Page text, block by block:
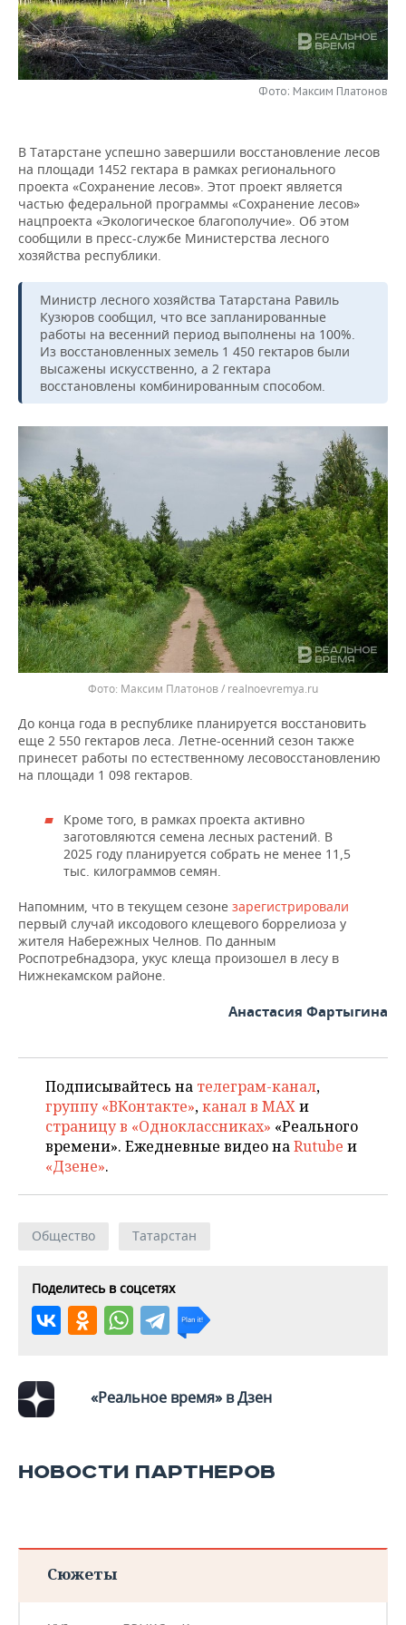
НЕФТЕХИМИЯ
НЕФТЬ
РОЗНИЧНАЯ ТОРГОВЛЯ
ТРАНСПОРТ
НОВОСТИ ТЕХНОЛОГИЙ
IT
ТЕЛЕКОММУНИКАЦИИ
МЕРОПРИЯТИЯ
НОВОСТИ МЕРОПРИЯТИЙ
БИЗНЕС-БРАНЧИ
ONLINE-КОНФЕРЕНЦИИ
ОТКРЫТАЯ ЛЕКЦИЯ
СПОРТ
ФУТБОЛ
ХОККЕЙ
БАСКЕТБОЛ
ВОЛЕЙБОЛ
КИБЕРСПОРТ
ФИГУРНОЕ КАТАНИЕ
ВОДНЫЕ ВИДЫ СПОРТА
ХОККЕЙ С МЯЧОМ
НОВОСТИ ОБЩЕСТВА
ВЛАСТЬ
ИНФРАСТРУКТУРА
ИСТОРИЯ
КУЛЬТУРА
МЕДИЦИНА
ОБРАЗОВАНИЕ
ПРОИСШЕСТВИЯ
ФОТОГАЛЕРЕЯ
СЮЖЕТЫ
СПРАВОЧНИК
СПИСОК ПЕРСОН
СПИСОК КОМПАНИЙ
ПОЛНАЯ ВЕРСИЯ
Фото: Максим Платонов
В Татарстане успешно завершили восстановление лесов
на площади 1452 гектара в рамках регионального
проекта «Сохранение лесов». Этот проект является
частью федеральной программы «Сохранение лесов»
нацпроекта «Экологическое благополучие». Об этом
сообщили в пресс-службе Министерства лесного
хозяйства республики.
Министр лесного хозяйства Татарстана Равиль
Кузюров сообщил, что все запланированные
работы на весенний период выполнены на 100%.
Из восстановленных земель 1 450 гектаров были
высажены искусственно, а 2 гектара
восстановлены комбинированным способом.
Максим Платонов / realnoevremya.ru
До конца года в республике планируется восстановить
еще 2 550 гектаров леса. Летне-осенний сезон также
принесет работы по естественному лесовосстановлению
на площади 1 098 гектаров.
Кроме того, в рамках проекта активно
заготовляются семена лесных растений. В
2025 году планируется собрать не менее 11,5
тыс. килограммов семян.
Напомним, что в текущем сезоне зарегистрировали
первый случай иксодового клещевого боррелиоза у
жителя Набережных Челнов. По данным
Роспотребнадзора, укус клеща произошел в лесу в
Нижнекамском районе.
Анастасия Фартыгина
Подписывайтесь на телеграм-канал,
группу «ВКонтакте»,канал в MAXи
страницу в «Одноклассниках» «Реального
времени». Ежедневные видео наRutube и
«Дзене».
Общество Татарстан
Поделитесь в соцсетях
«Реальное время» в Дзен
НОВОСТИ ПАРТНЕРОВ
Сюжеты